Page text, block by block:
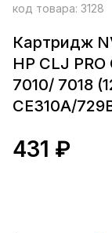
код товара: 3128
Картридж
HP CLJ
7010/ 7018
CE310A/
431 ₽